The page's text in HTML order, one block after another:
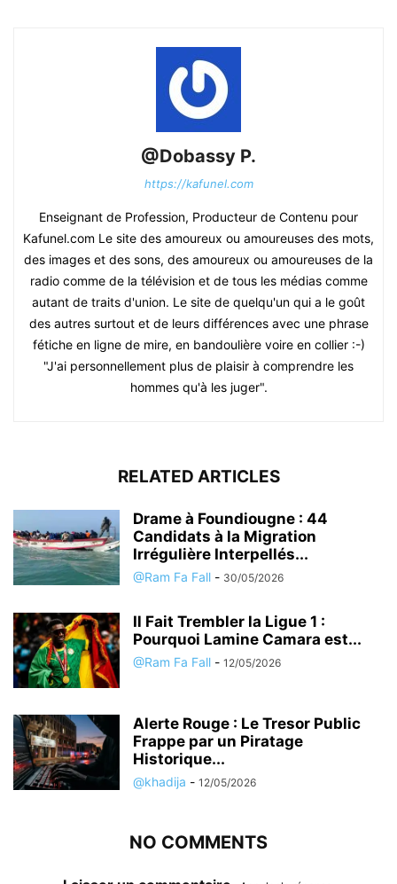
@Dobassy P.
https://kafunel.com
Enseignant de Profession, Producteur de Contenu pour
Kafunel.com Le site des amoureux ou amoureuses des mots,
des images et des sons, des amoureux ou amoureuses de la
radio comme de la télévision et de tous les médias comme
autant de traits d'union. Le site de quelqu'un qui a le goût
des autres surtout et de leurs différences avec une phrase
fétiche en ligne de mire, en bandoulière voire en collier :-)
"J'ai personnellement plus de plaisir à comprendre les
hommes qu'à les juger".
RELATED ARTICLES
Drame à Foundiougne : 44
Candidats à la Migration
Irrégulière Interpellés...
@Ram Fa Fall - 30/05/2026
Il Fait Trembler la Ligue 1 :
Pourquoi Lamine Camara est...
@Ram Fa Fall - 12/05/2026
Alerte Rouge : Le Tresor Public
Frappe par un Piratage
Historique...
@khadija - 12/05/2026
NO COMMENTS